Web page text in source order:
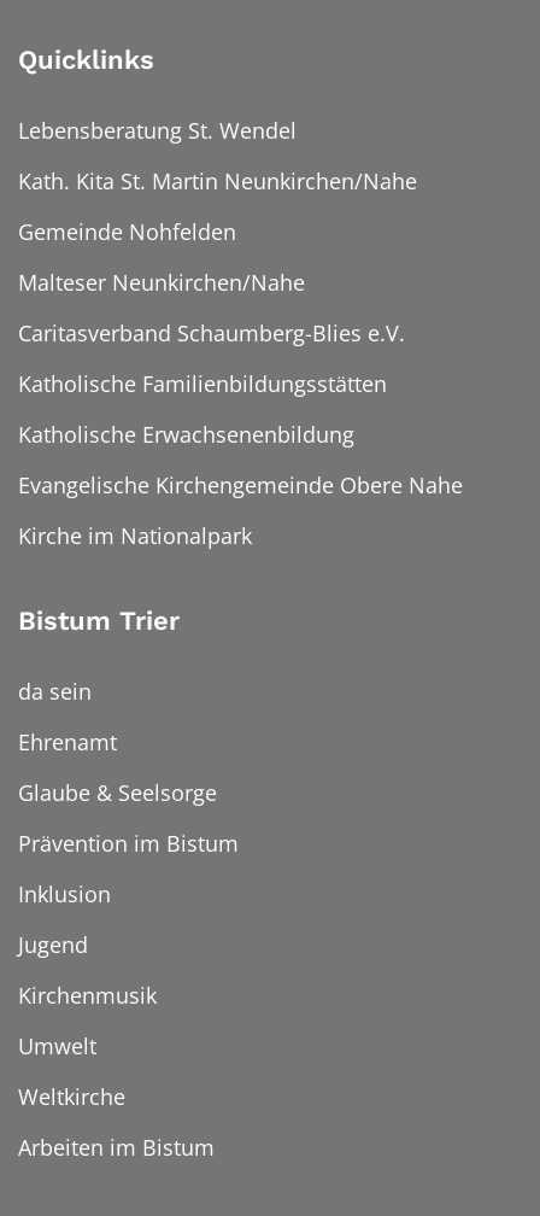
Quicklinks
Lebensberatung St. Wendel
Kath. Kita St. Martin Neunkirchen/Nahe
Gemeinde Nohfelden
Malteser Neunkirchen/Nahe
Caritasverband Schaumberg-Blies e.V.
Katholische Familienbildungsstätten
Katholische Erwachsenenbildung
Evangelische Kirchengemeinde Obere Nahe
Kirche im Nationalpark
Bistum Trier
da sein
Ehrenamt
Glaube & Seelsorge
Prävention im Bistum
Inklusion
Jugend
Kirchenmusik
Umwelt
Weltkirche
Arbeiten im Bistum